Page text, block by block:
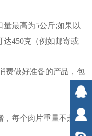
最高为5公斤;如果以
达450克（例如邮寄或
费做好准备的产品，包
每个肉片重量不超过